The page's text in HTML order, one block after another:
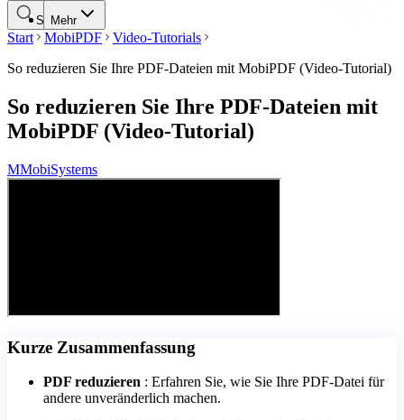
Mehr
Suche
Start MobiPDF
Video-Tutorials
So reduzieren Sie Ihre PDF-Dateien mit MobiPDF (Video-Tutorial)
So reduzieren Sie Ihre PDF-Dateien mit
MobiPDF (Video-Tutorial)
MMobiSystems
Kurze Zusammenfassung
PDF reduzieren : Erfahren Sie, wie Sie Ihre PDF-Datei für
andere unveränderlich machen.